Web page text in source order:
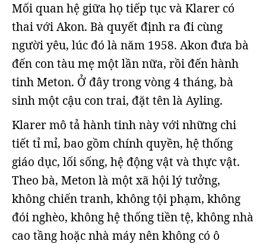
Mối quan hệ giữa họ tiếp tục và Klarer có
thai với Akon. Bà quyết định ra đi cùng
người yêu, lúc đó là năm 1958. Akon đưa bà
đến con tàu mẹ một lần nữa, rồi đến hành
tinh Meton. Ở đây trong vòng 4 tháng, bà
sinh một cậu con trai, đặt tên là Ayling.
Klarer mô tả hành tinh này với những chi
tiết tỉ mỉ, bao gồm chính quyền, hệ thống
giáo dục, lối sống, hệ động vật và thực vật.
Theo bà, Meton là một xã hội lý tưởng,
không chiến tranh, không tội phạm, không
đói nghèo, không hệ thống tiền tệ, không nhà
cao tầng hoặc nhà máy nên không có ô